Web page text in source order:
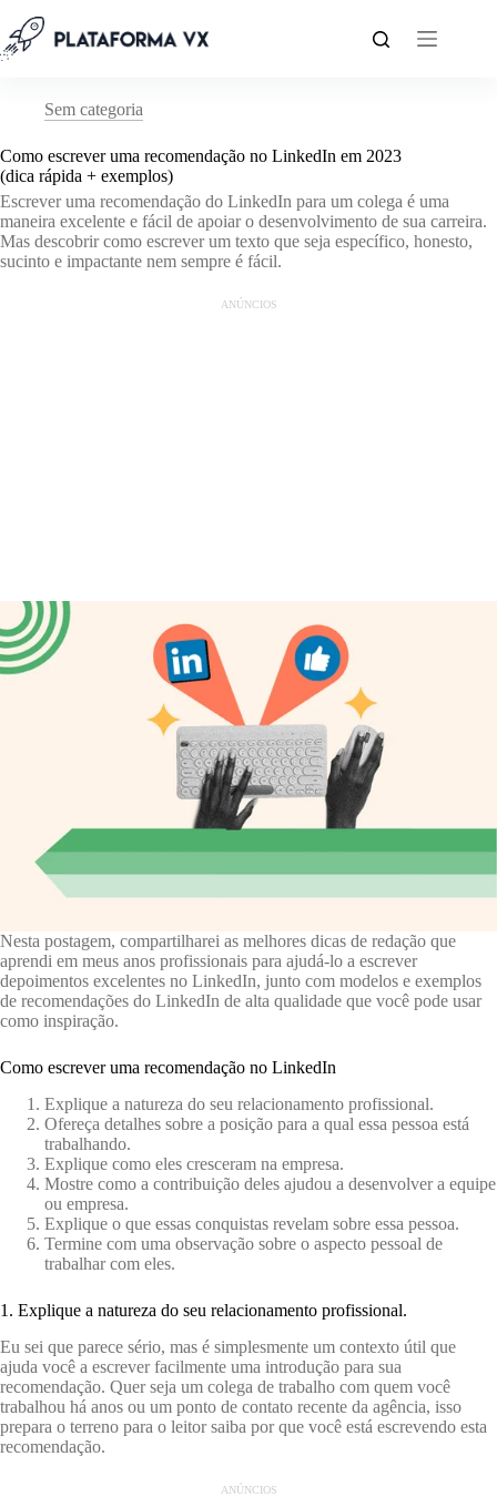
para
o
Sem categoria
Como escrever uma recomendação no LinkedIn em 2023
(dica rápida + exemplos)
Escrever uma recomendação do LinkedIn para um colega é uma
maneira excelente e fácil de apoiar o desenvolvimento de sua carreira.
Mas descobrir como escrever um texto que seja específico, honesto,
sucinto e impactante nem sempre é fácil.
ANÚNCIOS
Nesta postagem, compartilharei as melhores dicas de redação que
aprendi em meus anos profissionais para ajudá-lo a escrever
depoimentos excelentes no LinkedIn, junto com modelos e exemplos
de recomendações do LinkedIn de alta qualidade que você pode usar
como inspiração.
Como escrever uma recomendação no LinkedIn
Explique a natureza do seu relacionamento profissional.
Ofereça detalhes sobre a posição para a qual essa pessoa está
trabalhando.
Explique como eles cresceram na empresa.
Mostre como a contribuição deles ajudou a desenvolver a equipe
ou empresa.
Explique o que essas conquistas revelam sobre essa pessoa.
Termine com uma observação sobre o aspecto pessoal de
trabalhar com eles.
1. Explique a natureza do seu relacionamento profissional.
Eu sei que parece sério, mas é simplesmente um contexto útil que
ajuda você a escrever facilmente uma introdução para sua
recomendação. Quer seja um colega de trabalho com quem você
trabalhou há anos ou um ponto de contato recente da agência, isso
prepara o terreno para o leitor saiba por que você está escrevendo esta
recomendação.
ANÚNCIOS